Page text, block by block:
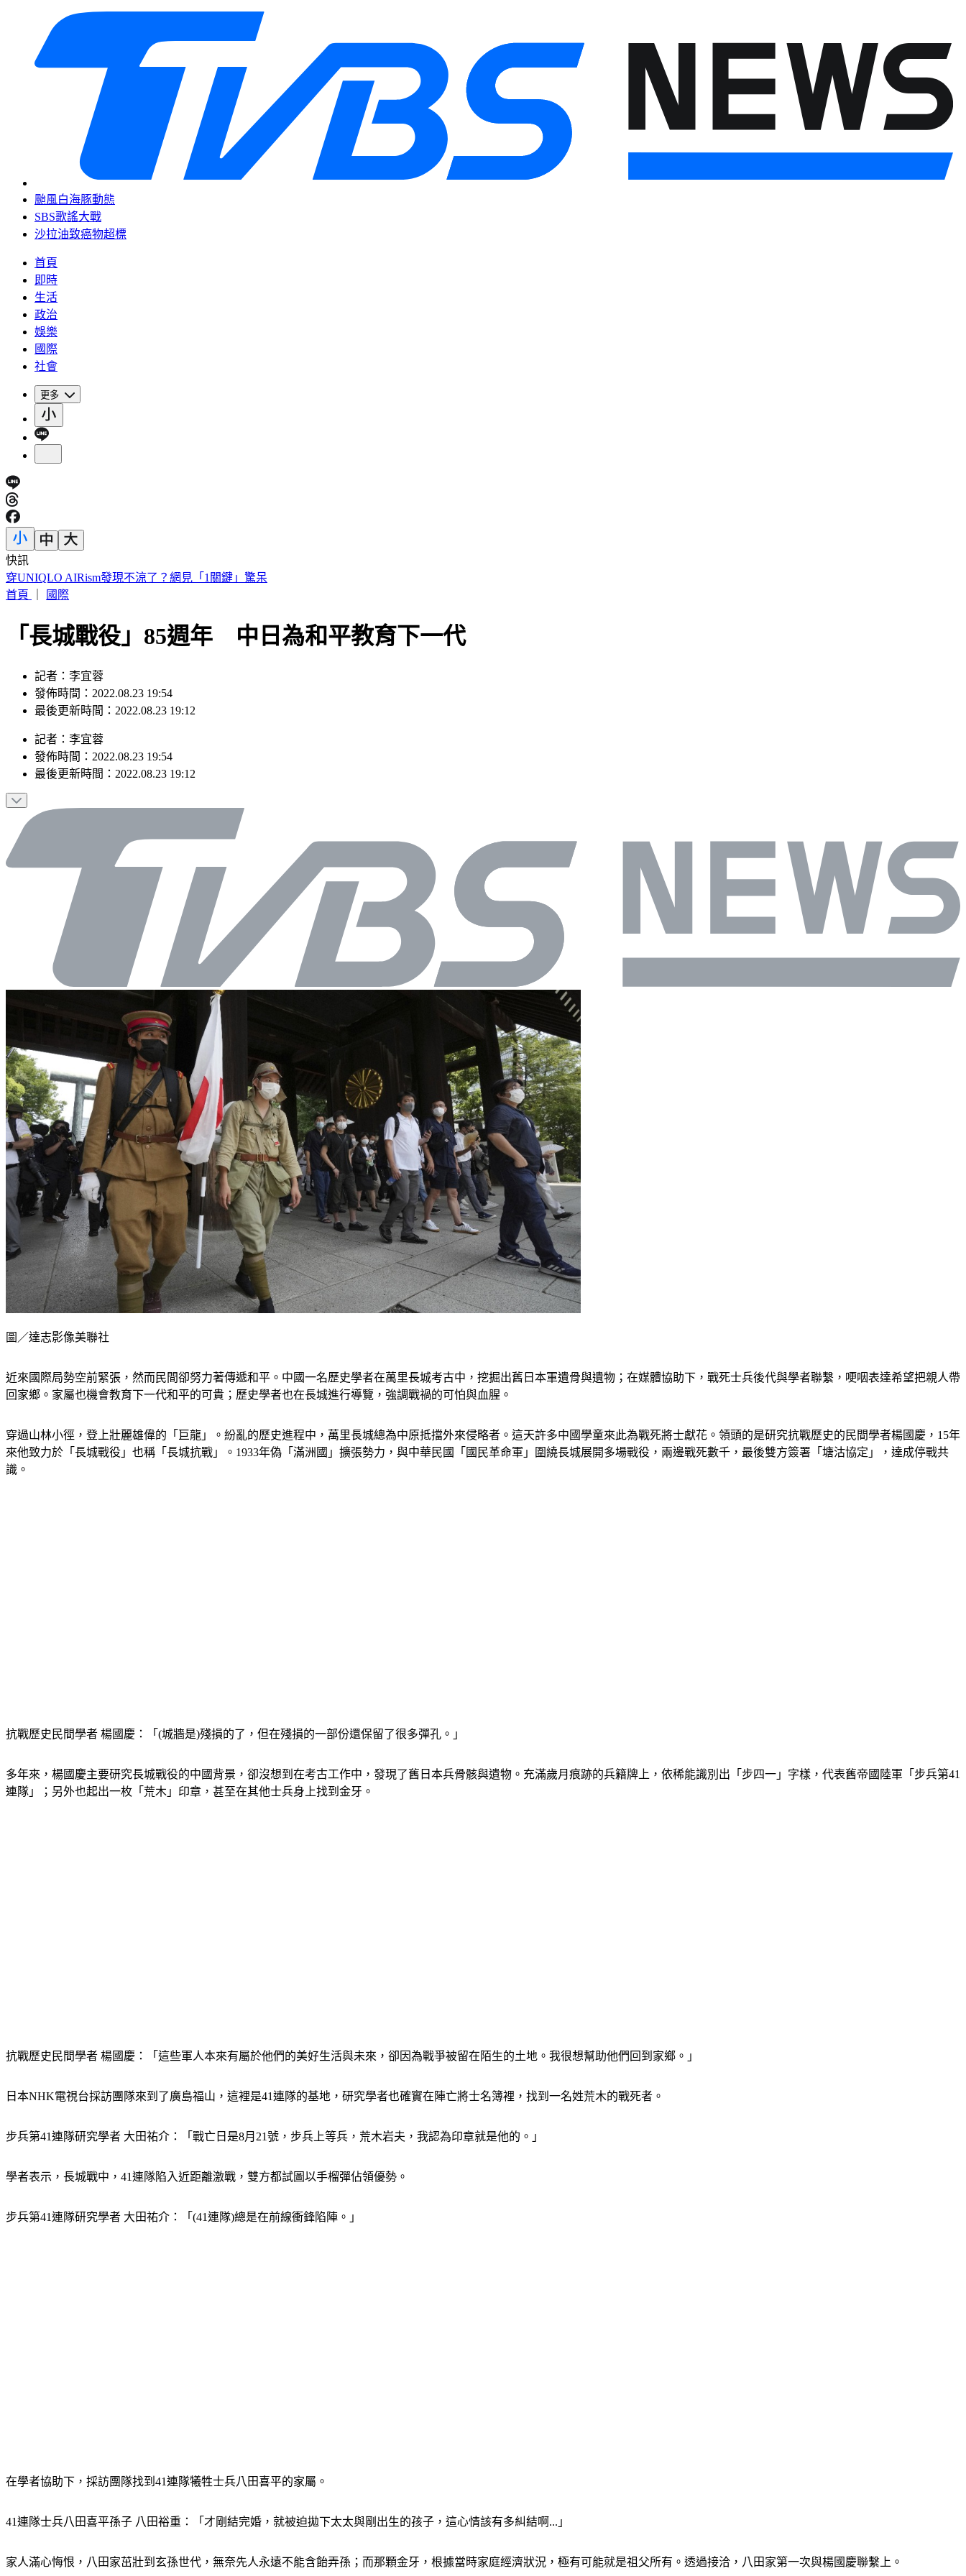
颱風白海豚動態
SBS歌謠大戰
沙拉油致癌物超標
首頁
即時
生活
政治
娛樂
國際
社會
更多
快訊
車禍後頭痛數月找嘸病因！吃止痛藥也沒用 醫揪這部位出問題
首頁
國際
「長城戰役」85週年 中日為和平教育下一代
記者：李宜蓉
發佈時間：2022.08.23 19:54
最後更新時間：2022.08.23 19:12
記者 ： 李宜蓉
發佈時間： 2022.08.23 19:54
最後更新時間： 2022.08.23 19:12
圖／達志影像美聯社
近來國際局勢空前緊張，然而民間卻努力著傳遞和平。中國一名歷史學者在萬里長城考古中，挖掘出舊日本軍遺骨與遺物；在媒體協助下，戰死士兵後代與學者聯繫，哽咽表達希望把親人帶
回家鄉。家屬也機會教育下一代和平的可貴；歷史學者也在長城進行導覽，強調戰禍的可怕與血腥。
穿過山林小徑，登上壯麗雄偉的「巨龍」。紛亂的歷史進程中，萬里長城總為中原抵擋外來侵略者。這天許多中國學童來此為戰死將士獻花。領頭的是研究抗戰歷史的民間學者楊國慶，15年
來他致力於「長城戰役」也稱「長城抗戰」。1933年偽「滿洲國」擴張勢力，與中華民國「國民革命軍」圍繞長城展開多場戰役，兩邊戰死數千，最後雙方簽署「塘沽協定」，達成停戰共
識。
抗戰歷史民間學者 楊國慶：「(城牆是)殘損的了，但在殘損的一部份還保留了很多彈孔。」
多年來，楊國慶主要研究長城戰役的中國背景，卻沒想到在考古工作中，發現了舊日本兵骨骸與遺物。充滿歲月痕跡的兵籍牌上，依稀能識別出「步四一」字樣，代表舊帝國陸軍「步兵第41
連隊」；另外也起出一枚「荒木」印章，甚至在其他士兵身上找到金牙。
抗戰歷史民間學者 楊國慶：「這些軍人本來有屬於他們的美好生活與未來，卻因為戰爭被留在陌生的土地。我很想幫助他們回到家鄉。」
日本NHK電視台採訪團隊來到了廣島福山，這裡是41連隊的基地，研究學者也確實在陣亡將士名簿裡，找到一名姓荒木的戰死者。
步兵第41連隊研究學者 大田祐介：「戰亡日是8月21號，步兵上等兵，荒木岩夫，我認為印章就是他的。」
學者表示，長城戰中，41連隊陷入近距離激戰，雙方都試圖以手榴彈佔領優勢。
步兵第41連隊研究學者 大田祐介：「(41連隊)總是在前線衝鋒陷陣。」
在學者協助下，採訪團隊找到41連隊犧牲士兵八田喜平的家屬。
41連隊士兵八田喜平孫子 八田裕重：「才剛結完婚，就被迫拋下太太與剛出生的孩子，這心情該有多糾結啊...」
家人滿心悔恨，八田家茁壯到玄孫世代，無奈先人永遠不能含飴弄孫；而那顆金牙，根據當時家庭經濟狀況，極有可能就是祖父所有。透過接洽，八田家第一次與楊國慶聯繫上。